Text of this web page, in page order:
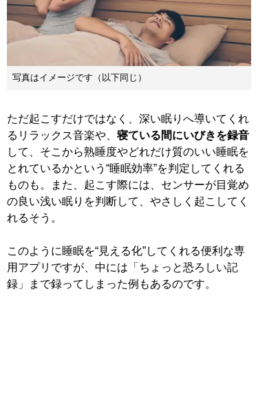
写真はイメージです（以下同じ）
ただ起こすだけではなく、深い眠りへ導いてくれ
るリラックス音楽や、 寝ている間にいびきを録音
して、そこから熟睡度やどれだけ質のいい睡眠を
とれているかという“睡眠効率”を判定してくれる
ものも。また、起こす際には、センサーが目覚め
の良い浅い眠りを判断して、やさしく起こしてく
れるそう。
このように睡眠を“見える化”してくれる便利な専
用アプリですが、中には「ちょっと恐ろしい記
録」まで録ってしまった例もあるのです。